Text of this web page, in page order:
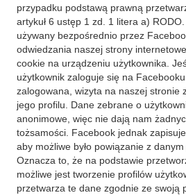
przypadku podstawą prawną
artykuł 6 ustęp 1 zd. 1 litera a)
używany bezpośrednio przez
odwiedzania naszej strony
cookie na urządzeniu użytkownika.
użytkownik zaloguje się na
zalogowana, wizyta na naszej stronie
jego profilu. Dane zebrane o
anonimowe, więc nie dają nam
tożsamości. Facebook jednak
aby możliwe było powiązanie z
Oznacza to, że na podstawie
możliwe jest tworzenie profilów
przetwarza te dane zgodnie ze swoją